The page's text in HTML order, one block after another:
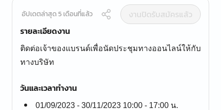
อัปเดตล่าสุด 5 เดือนที่แล้ว
งานปิดรับสมัครแล้ว
รายละเอียดงาน
ติดต่อเจ้าของแบรนด์เพื่อนัดประชุมทางออนไลน์ให้กับ
ทางบริษัท
วันและเวลาทำงาน
01/09/2023 - 30/11/2023 10:00 - 17:00 น.